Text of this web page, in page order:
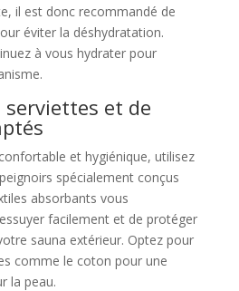
il est donc recommandé de
éviter la déshydratation.
à vous hydrater pour
et de
et hygiénique, utilisez
spécialement conçus
absorbants vous
facilement et de protéger
sauna extérieur. Optez pour
comme le coton pour une
la peau.